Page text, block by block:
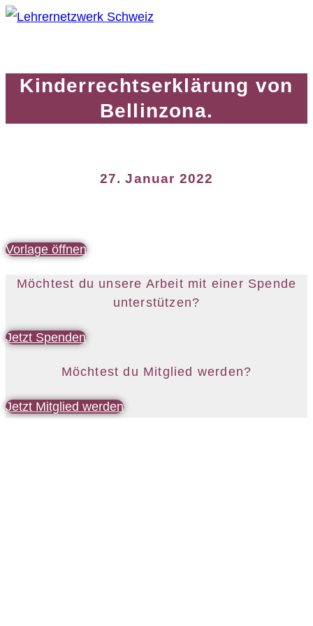
Kinderrechtserklärung von
Bellinzona.
27. Januar 2022
Vorlage öffnen
Möchtest du unsere Arbeit mit einer Spende
unterstützen?
Jetzt Spenden
Möchtest du Mitglied werden?
Jetzt Mitglied werden